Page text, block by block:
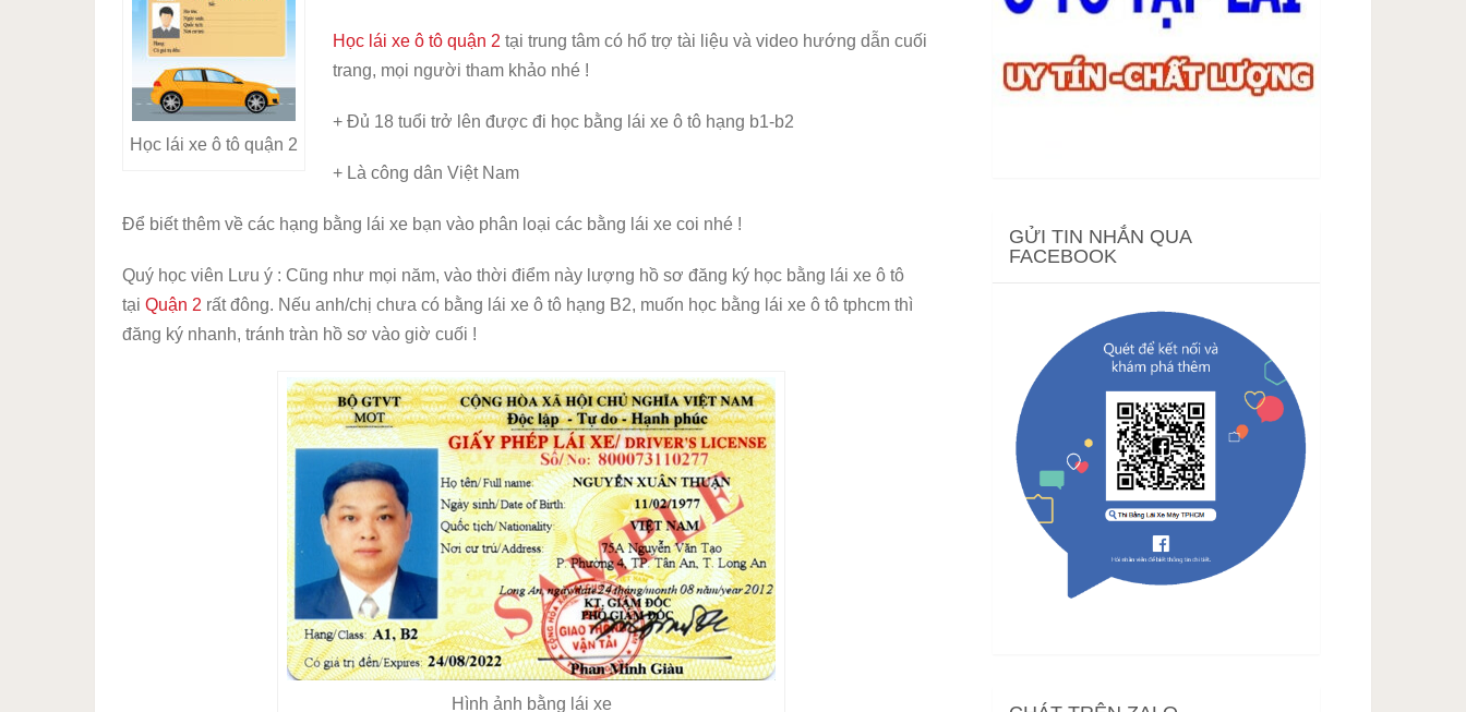
Học lái xe ô tô quận 2
Học lái xe ô tô quận 2 tại trung tâm có hổ trợ tài liệu và video hướng dẫn cuối
trang, mọi người tham khảo nhé !
+ Đủ 18 tuổi trở lên được đi học bằng lái xe ô tô hạng b1-b2
+ Là công dân Việt Nam
Để biết thêm về các hạng bằng lái xe bạn vào phân loại các bằng lái xe coi nhé !
Quý học viên Lưu ý : Cũng như mọi năm, vào thời điểm này lượng hồ sơ đăng ký học bằng lái xe ô tô
tại Quận 2 rất đông. Nếu anh/chị chưa có bằng lái xe ô tô hạng B2, muốn học bằng lái xe ô tô tphcm thì
đăng ký nhanh, tránh tràn hồ sơ vào giờ cuối !
Hình ảnh bằng lái xe
GỬI TIN NHẮN QUA
FACEBOOK